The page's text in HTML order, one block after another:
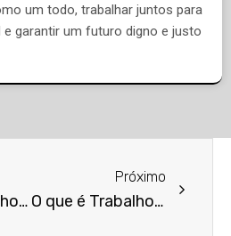
um todo, trabalhar juntos para
garantir um futuro digno e justo
O que é Trabalho Escravo?
Próximo
O que é Trabalho Intermitente?